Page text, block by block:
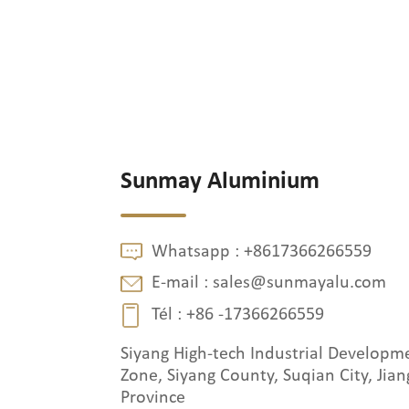
Sunmay Aluminium
Whatsapp : +8617366266559
E-mail : sales@sunmayalu.com
Tél : +86 -17366266559
Siyang High-tech Industrial
Zone, Siyang County, Suqian City,
Province